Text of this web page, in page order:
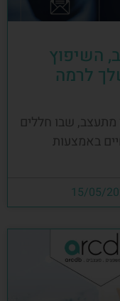
השיפוץ
לרמה
שבו חללים
באמצעות